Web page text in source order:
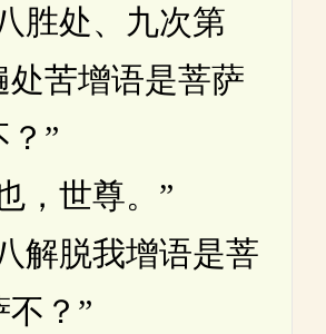
处、九次第
处苦增语是菩萨
？”
世尊。”
脱我增语是菩
？”